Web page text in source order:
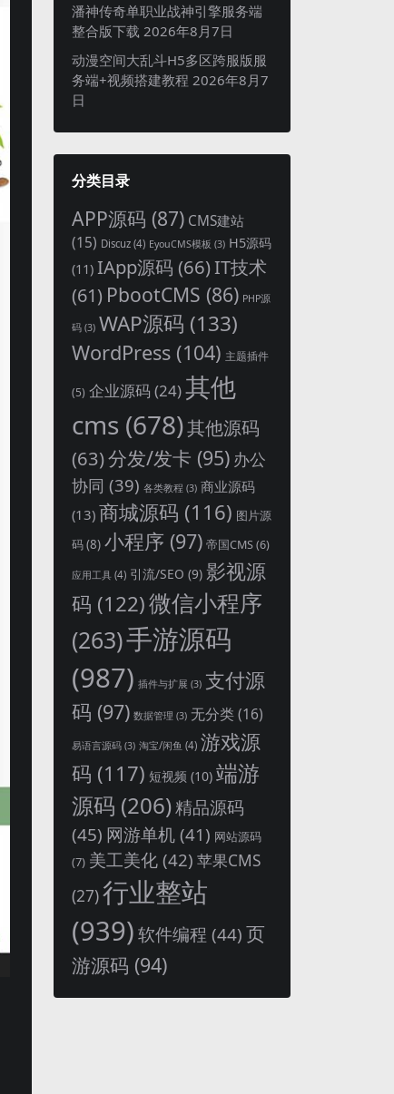
潘神传奇单职业战神引擎服务端
整合版下载 2026年8月7日
动漫空间大乱斗H5多区跨服版服
务端+视频搭建教程 2026年8月7
日
分类目录
APP源码 (87) CMS建站
(15) Discuz (4) EyouCMS模板 (3) H5源码
(11) IApp源码 (66)IT技术
(61) PbootCMS (86) PHP源
码 (3) WAP源码 (133)
WordPress (104) 主题插件
(5) 企业源码 (24)其他
cms (678)其他源码
(63)分发/发卡 (95) 办公
协同 (39) 各类教程 (3) 商业源码
(13) 商城源码 (116) 图片源
码(8) 小程序 (97) 帝国CMS(6)
应用工具 (4) 引流/SEO (9) 影视源
码 (122)微信小程序
(263)手游源码
(987) 插件与扩展 (3) 支付源
码 (97) 数据管理 (3) 无分类(16)
易语言源码 (3) 淘宝/闲鱼 (4) 游戏源
码 (117) 短视频 (10) 端游
源码 (206)精品源码
(45) 网游单机 (41) 网站源码
(7) 美工美化 (42) 苹果CMS
(27)行业整站
(939)软件编程 (44)页
游源码 (94)